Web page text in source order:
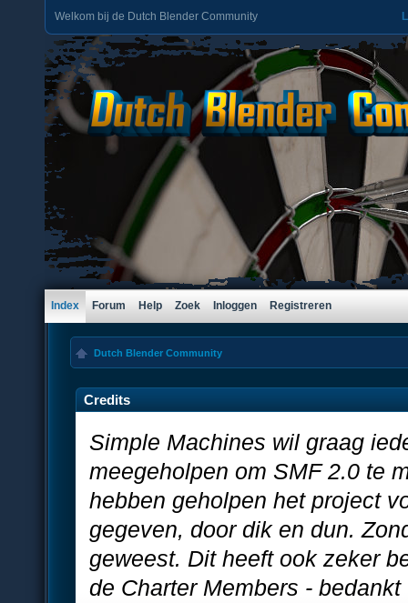
Welkom bij de Dutch Blender Community
Index Forum Help Zoek Inloggen Registreren
Dutch Blender Community
Credits
Simple Machines wil graag
meegeholpen om SMF 2.0 te
hebben geholpen het project
gegeven, door dik en dun.
geweest. Dit heeft ook zeker
de Charter Members -